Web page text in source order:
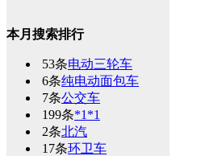
本月搜索排行
53条电动三轮车
6条纯电动面包车
7条公交车
199条*1*1
2条北汽
17条环卫车